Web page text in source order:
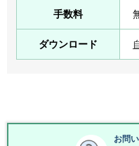
手数料
ダウンロード
お問